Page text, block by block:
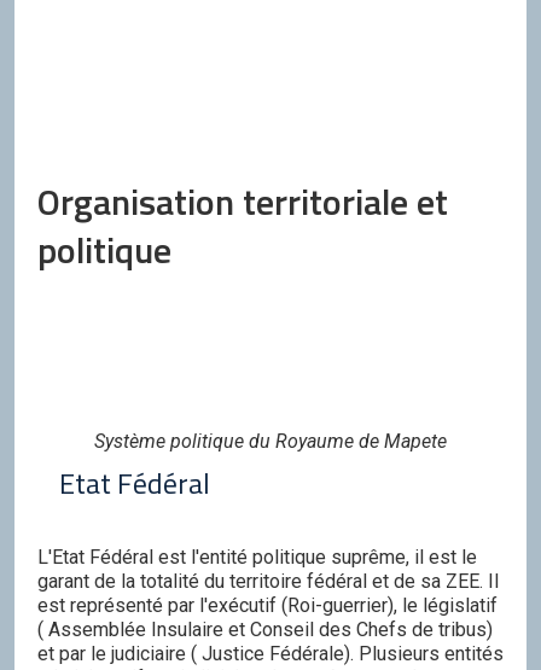
Organisation territoriale et
politique
Système politique du Royaume de Mapete
Etat Fédéral
L'Etat Fédéral est l'entité politique suprême, il est le
garant de la totalité du territoire fédéral et de sa ZEE. Il
est représenté par l'exécutif (Roi-guerrier), le législatif
( Assemblée Insulaire et Conseil des Chefs de tribus)
et par le judiciaire ( Justice Fédérale). Plusieurs entités